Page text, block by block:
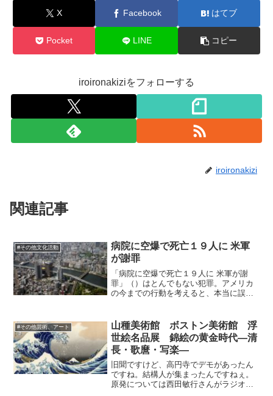
X Facebook はてブ
Pocket LINE コピー
iroironakiziをフォローする
iroironakizi
関連記事
#その他文化活動
病院に空爆で死亡１９人に 米軍
が謝罪
「病院に空爆で死亡１９人に 米軍が謝
罪」（）はとんでもない犯罪。アメリカ
の今までの行動を考えると、本当に誤爆
動いているみたいですね。
#その他芸術、アート
山種美術館 ボストン美術館 浮
世絵名品展 錦絵の黄金時代―清
長・歌麿・写楽―
旧聞ですけど、高円寺でデモがあったん
ですね。結構人が集まったんですねぇ。
原発については西田敏行さんがラジオで